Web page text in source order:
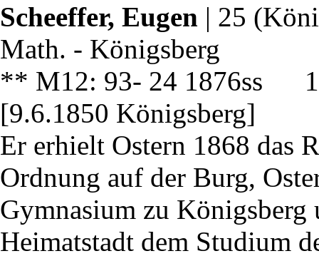
Scheeffer, Eugen | 25
Math. - Königsberg
** M12: 93- 24 1876ss 1
[9.6.1850 Königsberg]
Er erhielt Ostern 1868 das
Ordnung auf der Burg,
Gymnasium zu Königsberg
Heimatstadt dem Studium